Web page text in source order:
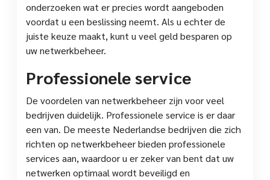
onderzoeken wat er precies wordt aangeboden
voordat u een beslissing neemt. Als u echter de
juiste keuze maakt, kunt u veel geld besparen op
uw netwerkbeheer.
Professionele service
De voordelen van netwerkbeheer zijn voor veel
bedrijven duidelijk. Professionele service is er daar
een van. De meeste Nederlandse bedrijven die zich
richten op netwerkbeheer bieden professionele
services aan, waardoor u er zeker van bent dat uw
netwerken optimaal wordt beveiligd en